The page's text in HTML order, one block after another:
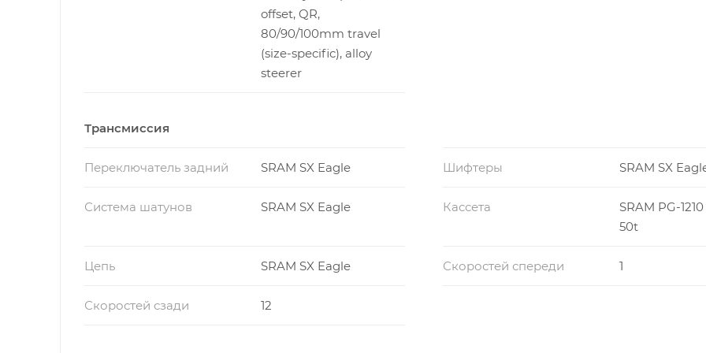
offset, QR,
80/90/100mm travel
(size-specific), alloy
steerer
Трансмиссия
Переключатель задний SRAM SX Eagle Шифтеры SRAM SX
Система шатунов SRAM SX Eagle Кассета
SRAM PG-1210
50t
Цепь SRAM SX Eagle Скоростей спереди 1
Скоростей сзади 12